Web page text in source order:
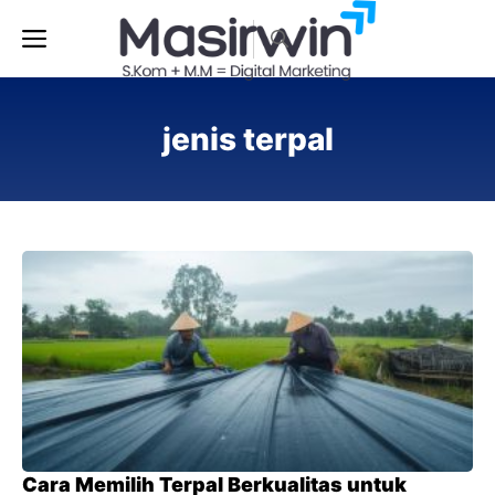
Menu
jenis terpal
Cara Memilih Terpal Berkualitas untuk